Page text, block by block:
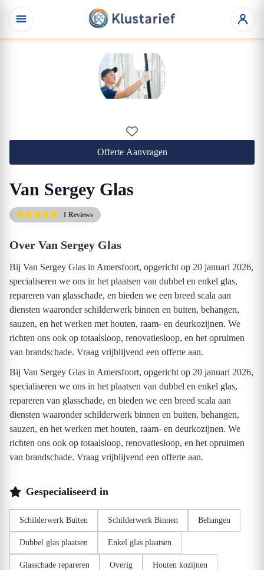
Offerte Aanvragen
Van Sergey Glas
1 Reviews
Over Van Sergey Glas
Bij Van Sergey Glas in Amersfoort, opgericht op 20 januari 2026,
specialiseren we ons in het plaatsen van dubbel en enkel glas,
repareren van glasschade, en bieden we een breed scala aan
diensten waaronder schilderwerk binnen en buiten, behangen,
sauzen, en het werken met houten, raam- en deurkozijnen. We
richten ons ook op totaalsloop, renovatiesloop, en het opruimen
van brandschade. Vraag vrijblijvend een offerte aan.
Bij Van Sergey Glas in Amersfoort, opgericht op 20 januari 2026,
specialiseren we ons in het plaatsen van dubbel en enkel glas,
repareren van glasschade, en bieden we een breed scala aan
diensten waaronder schilderwerk binnen en buiten, behangen,
sauzen, en het werken met houten, raam- en deurkozijnen. We
richten ons ook op totaalsloop, renovatiesloop, en het opruimen
van brandschade. Vraag vrijblijvend een offerte aan.
Gespecialiseerd in
Schilderwerk Buiten Schilderwerk Binnen Behangen
Dubbel glas plaatsen Enkel glas plaatsen
Glasschade repareren Overig Houten kozijnen